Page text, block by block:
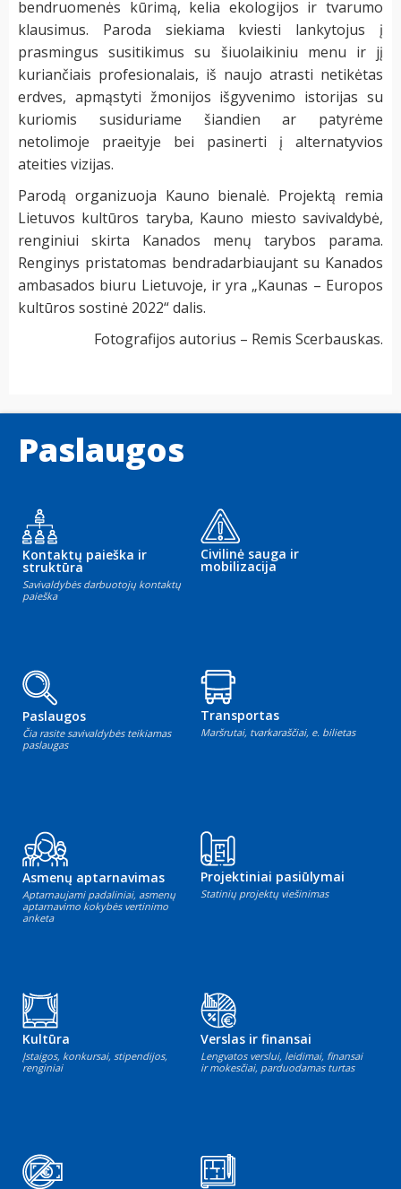
bendruomenės kūrimą, kelia ekologijos ir tvarumo
klausimus. Paroda siekiama kviesti lankytojus į
prasmingus susitikimus su šiuolaikiniu menu ir jį
kuriančiais profesionalais, iš naujo atrasti netikėtas
erdves, apmąstyti žmonijos išgyvenimo istorijas su
kuriomis susiduriame šiandien ar patyrėme
netolimoje praeityje bei pasinerti į alternatyvios
ateities vizijas.
Parodą organizuoja Kauno bienalė. Projektą remia
Lietuvos kultūros taryba, Kauno miesto savivaldybė,
renginiui skirta Kanados menų tarybos parama.
Renginys pristatomas bendradarbiaujant su Kanados
ambasados biuru Lietuvoje, ir yra „Kaunas – Europos
kultūros sostinė 2022“ dalis.
Fotografijos autorius – Remis Scerbauskas.
Paslaugos
Kontaktų paieška ir
struktūra
Savivaldybės darbuotojų kontaktų
paieška
Civilinė sauga ir
mobilizacija
Paslaugos
Čia rasite savivaldybės teikiamas
paslaugas
Transportas
Maršrutai, tvarkaraščiai, e. bilietas
Asmenų aptarnavimas
Aptarnaujami padaliniai, asmenų
aptarnavimo kokybės vertinimo
anketa
Projektiniai pasiūlymai
Statinių projektų viešinimas
Kultūra
Įstaigos, konkursai, stipendijos,
renginiai
Verslas ir finansai
Lengvatos verslui, leidimai, finansai
ir mokesčiai, parduodamas turtas